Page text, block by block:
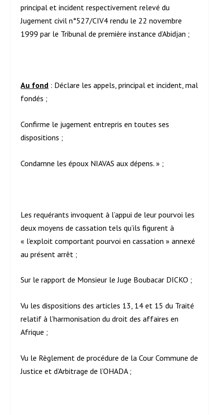
principal et incident respectivement relevé du
Jugement civil n°527/CIV4 rendu le 22 novembre
1999 par le Tribunal de première instance d’Abidjan ;
Au fond : Déclare les appels, principal et incident, mal
fondés ;
Confirme le jugement entrepris en toutes ses
dispositions ;
Condamne les époux NIAVAS aux dépens. » ;
Les requérants invoquent à l’appui de leur pourvoi les
deux moyens de cassation tels qu’ils figurent à
« l’exploit comportant pourvoi en cassation » annexé
au présent arrêt ;
Sur le rapport de Monsieur le Juge Boubacar DICKO ;
Vu les dispositions des articles 13, 14 et 15 du Traité
relatif à l’harmonisation du droit des affaires en
Afrique ;
Vu le Règlement de procédure de la Cour Commune de
Justice et d’Arbitrage de l’OHADA ;